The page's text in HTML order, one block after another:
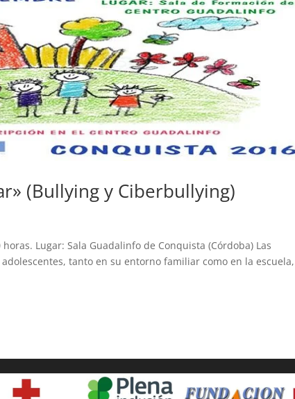
(Bullying y Ciberbullying)
Lugar: Sala Guadalinfo de Conquista (Córdoba) Las
tanto en su entorno familiar como en la